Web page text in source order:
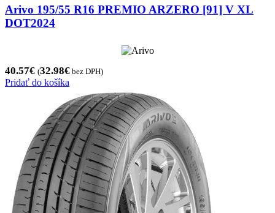
Arivo 195/55 R16 PREMIO ARZERO [91] V XL
DOT2024
40.57€ (32.98€ bez DPH)
Pridať do košíka